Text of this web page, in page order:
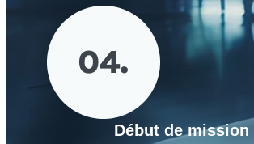
Début de mission